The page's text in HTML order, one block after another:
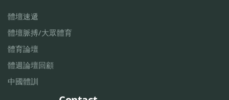
體壇速遞
體壇脈搏/大眾體育
體育論壇
體週論壇回顧
中國體訓